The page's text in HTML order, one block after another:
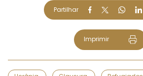
Partilhar
Imprimir